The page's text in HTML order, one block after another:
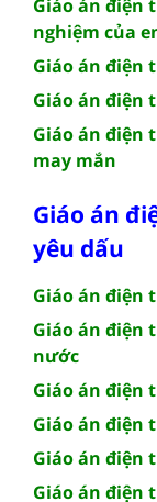
Giáo án điện
nghiệm của
Giáo án điện
Giáo án điện
Giáo án điện
may mắn
Giáo án
yêu dấu
Giáo án điện
Giáo án điện
nước
Giáo án điện
Giáo án điện
Giáo án điện
Giáo án điện